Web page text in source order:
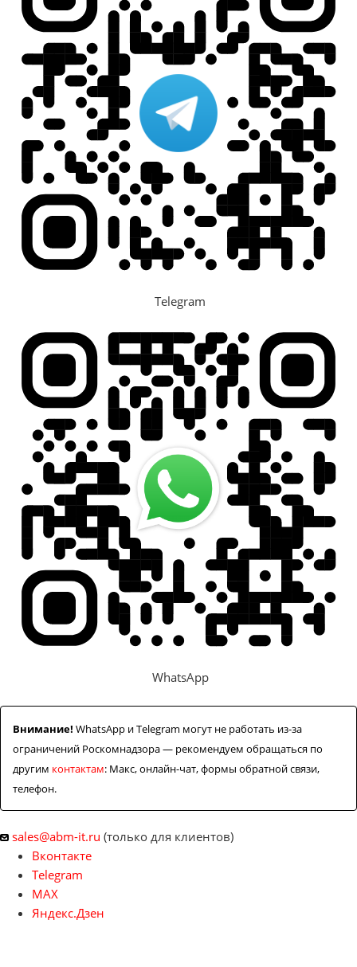
Telegram
WhatsApp
Внимание! WhatsApp и Telegram могут не работать из-за
ограничений Роскомнадзора — рекомендуем обращаться по
другим контактам: Макс, онлайн-чат, формы обратной связи,
телефон.
sales@abm-it.ru (только для клиентов)
Вконтакте
Telegram
MAX
Яндекс.Дзен
Задать вопрос
Контакты